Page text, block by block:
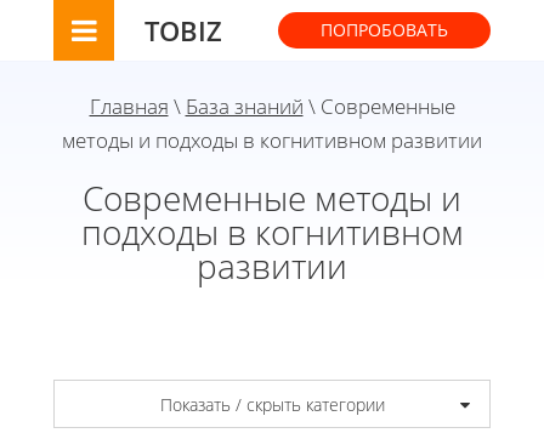
TOBIZ ПОПРОБОВАТЬ
Главная \ База знаний \ Современные
методы и подходы в когнитивном развитии
Современные методы и
подходы в когнитивном
развитии
Показать / скрыть категории